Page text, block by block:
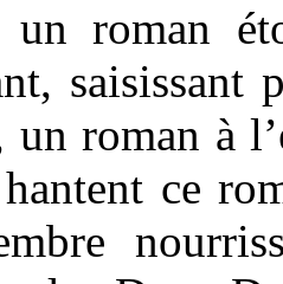
un roman
saisissant
roman à
ce